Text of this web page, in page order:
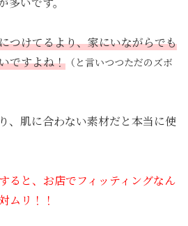
つけてるより、家にいながらでも
ですよね！ （と言いつつただのズボ
、肌に合わない素材だと本当に使
ると、お店でフィッティングなん
ムリ！！